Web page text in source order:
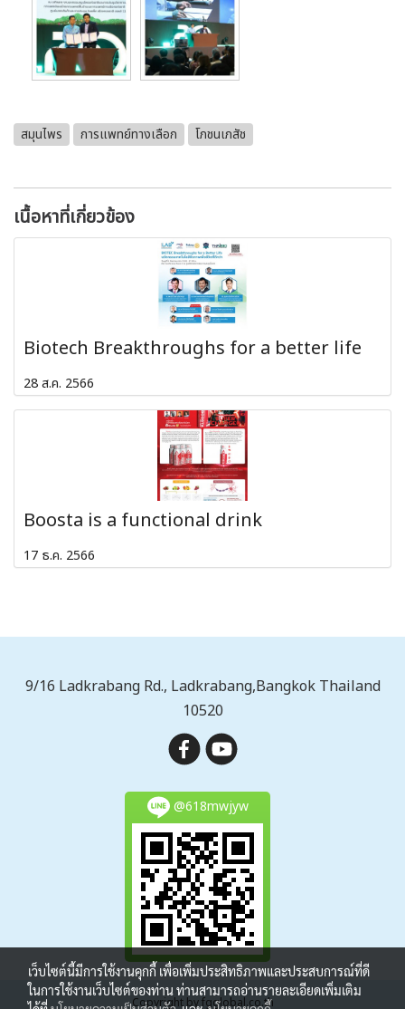
สมุนไพร การแพทย์ทางเลือก โภชนเภสัช
เนื้อหาที่เกี่ยวข้อง
Biotech Breakthroughs for a better life
28 ส.ค. 2566
Boosta is a functional drink
17 ธ.ค. 2566
9/16 Ladkrabang Rd., Ladkrabang,Bangkok Thailand
10520
@618mwjyw
Copyright by fgglobal.co.th
เว็บไซต์นี้มีการใช้งานคุกกี้ เพื่อเพิ่มประสิทธิภาพและประสบการณ์ที่ดี
ในการใช้งานเว็บไซต์ของท่าน ท่านสามารถอ่านรายละเอียดเพิ่มเติม